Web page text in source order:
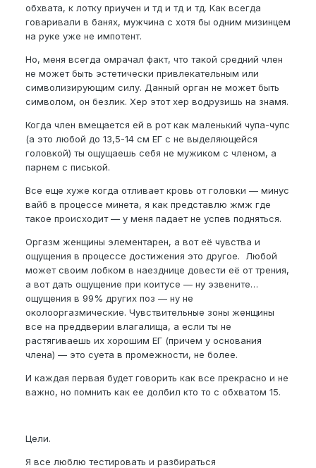
обхвата, к лотку приучен и тд и тд и тд. Как всегда
говаривали в банях, мужчина с хотя бы одним мизинцем
на руке уже не импотент.
Но, меня всегда омрачал факт, что такой средний член
не может быть эстетически привлекательным или
символизирующим силу. Данный орган не может быть
символом, он безлик. Хер этот хер водрузишь на знамя.
Когда член вмещается ей в рот как маленький чупа-чупс
(а это любой до 13,5-14 см ЕГ с не выделяющейся
головкой) ты ощущаешь себя не мужиком с членом, а
парнем с писькой.
Все еще хуже когда отливает кровь от головки — минус
вайб в процессе минета, я как представлю жмж где
такое происходит — у меня падает не успев подняться.
Оргазм женщины элементарен, а вот её чувства и
ощущения в процессе достижения это другое. Любой
может своим лобком в наезднице довести её от трения,
а вот дать ощущение при коитусе — ну эзвените…
ощущения в 99% других поз — ну не
околооргазмические. Чувствительные зоны женщины
все на преддверии влагалища, а если ты не
растягиваешь их хорошим ЕГ (причем у основания
члена) — это суета в промежности, не более.
И каждая первая будет говорить как все прекрасно и не
важно, но помнить как ее долбил кто то с обхватом 15.
Цели.
Я все люблю тестировать и разбираться